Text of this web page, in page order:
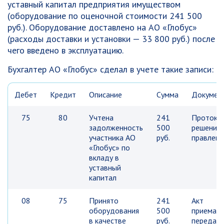
уставный капитал предприятия имуществом
(оборудование по оценочной стоимости 241 500
руб.). Оборудование доставлено на АО «Глобус»
(расходы доставки и установки — 33 800 руб.) после
чего введено в эксплуатацию.
Бухгалтер АО «Глобус» сделал в учете такие записи:
Дебет Кредит Описание Сумма
75 80
Учтена
задолженность
участника АО
«Глобус» по
вкладу в
уставный
капитал
241
500
руб.
решения
08 75
Принято
оборудования
в качестве
241
500
руб.
Акт
приема-
передачи